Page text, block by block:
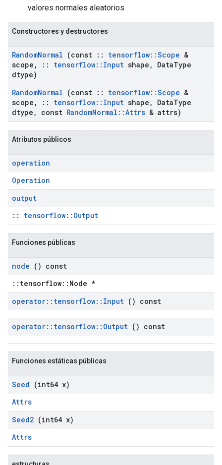
valores normales aleatorios.
Constructores y destructores
RandomNormal (const :: tensorflow::Scope &
scope , :: tensorflow:: Input shape , DataType
dtype)
RandomNormal (const :: tensorflow::Scope &
scope , :: tensorflow:: Input shape , DataType
dtype , const RandomNormal ::Attrs & attrs)
Atributos públicos
operation
Operation
output
:: tensorflow::Output
Funciones públicas
node () const
::tensorflow::Node *
operator:: tensorflow:: Input () const
operator:: tensorflow:: Output () const
Funciones estáticas públicas
Seed (int64 x)
Attrs
Seed2 (int64 x)
Attrs